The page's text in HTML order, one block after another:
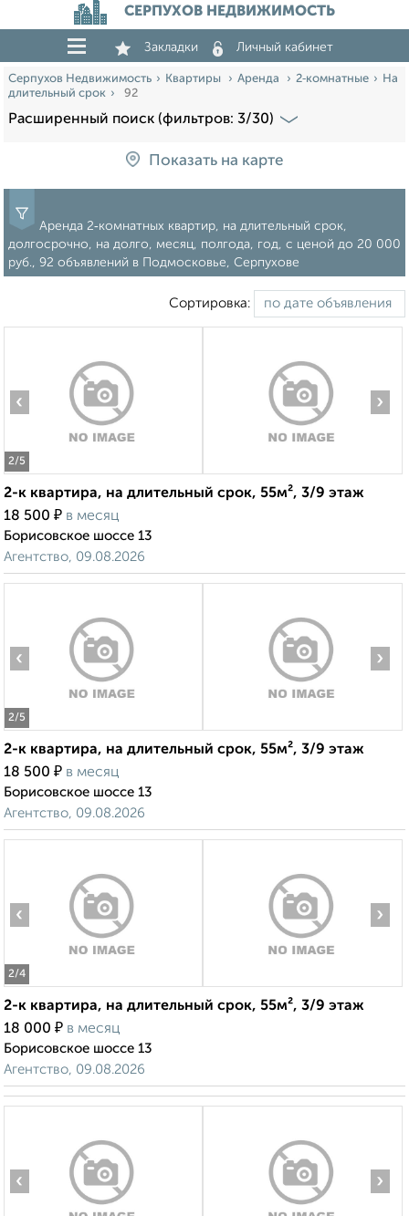
СЕРПУХОВ НЕДВИЖИМОСТЬ
Закладки Личный кабинет
Серпухов Недвижимость Квартиры Аренда 2‑комнатные
На
длительный срок
92
Расширенный поиск (фильтров: 3/30)
Показать на карте
Аренда 2‑комнатных квартир, на длительный срок,
долгосрочно, на долго, месяц, полгода, год, c ценой до 20 000
руб., 92 объявлений в Подмосковье, Серпухове
Сортировка:
2/5
‹ ›
2-к квартира, на длительный срок, 55м², 3/9 этаж
18 500 ₽ в месяц
Борисовское шоссе 13
Агентство, 09.08.2026
2/5
‹ ›
2-к квартира, на длительный срок, 55м², 3/9 этаж
18 500 ₽ в месяц
Борисовское шоссе 13
Агентство, 09.08.2026
2/4
‹ ›
2-к квартира, на длительный срок, 55м², 3/9 этаж
18 000 ₽ в месяц
Борисовское шоссе 13
Агентство, 09.08.2026
‹ ›